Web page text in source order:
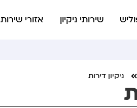
שירותי ניקיון אזורי שירות
ניקיון דירות